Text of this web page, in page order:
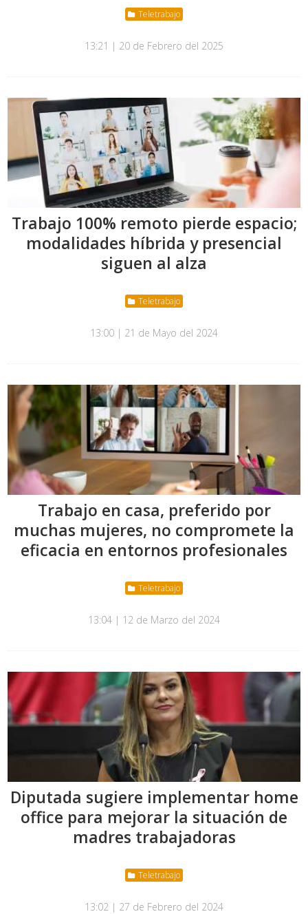
Teletrabajo
13:21 | 20 de Febrero del 2025
Trabajo 100% remoto pierde espacio;
modalidades híbrida y presencial
siguen al alza
Teletrabajo
13:00 | 21 de Mayo del 2024
Trabajo en casa, preferido por
muchas mujeres, no compromete la
eficacia en entornos profesionales
Teletrabajo
13:04 | 12 de Marzo del 2024
Diputada sugiere implementar home
office para mejorar la situación de
madres trabajadoras
Teletrabajo
13:02 | 27 de Febrero del 2024